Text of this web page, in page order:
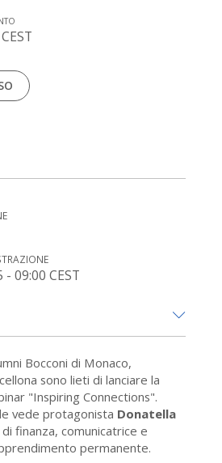
09:00 CEST
Bocconi di Monaco,
sono lieti di lanciare la
"Inspiring Connections".
vede protagonista Donatella
finanza, comunicatrice e
permanente.